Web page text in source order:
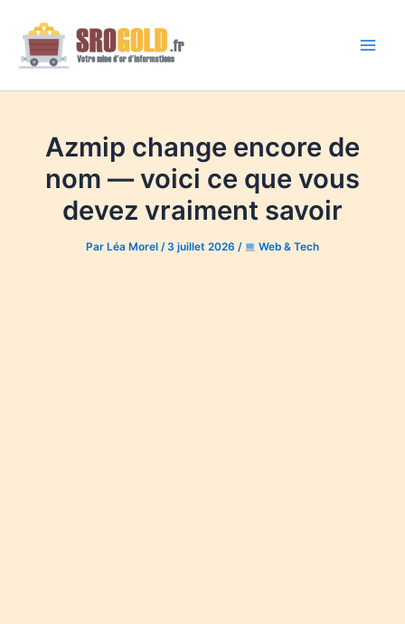
contenu
Azmip change encore de
nom — voici ce que vous
devez vraiment savoir
Par Léa Morel /3 juillet 2026 / Web & Tech